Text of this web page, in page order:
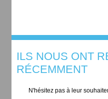
ILS NOUS ONT
RÉCEMMENT
N'hésitez pas à leur